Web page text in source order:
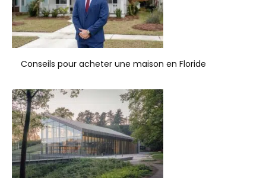
Conseils pour acheter une maison en Floride